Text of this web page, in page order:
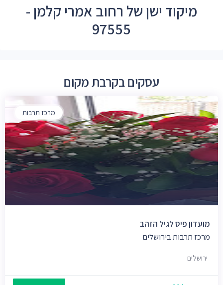
מיקוד ישן של רחוב אמרי קלמן -
97555
עסקים בקרבת מקום
מרכז תרבות
מועדון פיס לגיל הזהב
מרכז תרבות בירושלים
ירושלים